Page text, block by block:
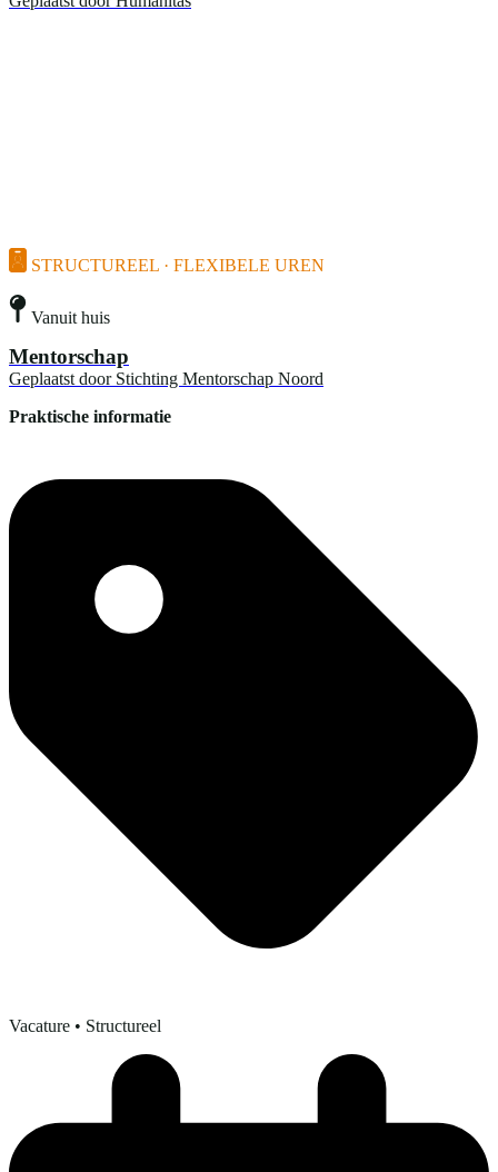
STRUCTUREEL · FLEXIBELE UREN
Vanuit huis
Mentorschap
Geplaatst door Stichting Mentorschap Noord
Praktische informatie
Vacature • Structureel